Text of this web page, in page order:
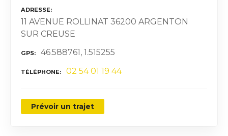
ADRESSE
11 AVENUE ROLLINAT 36200 ARGENTON
SUR CREUSE
GPS 46.588761, 1.515255
TÉLÉPHONE 02 54 01 19 44
Prévoir un trajet